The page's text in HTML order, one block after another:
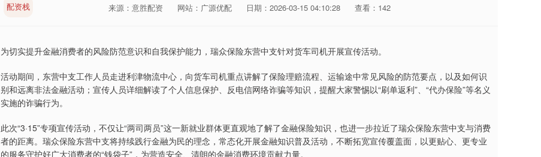
配资栈 来源：意胜配资 网站：广源优配 日期：2026-03-15 04:10:28 查看：142
为切实提升金融消费者的风险防范意识和自我保护能力，瑞众保险东营中支针对货车司机开展宣传活动。
活动期间，东营中支工作人员走进利津物流中心，向货车司机重点讲解了保险理赔流程、运输途中常见风险的防范要点，以及如何识
别和远离非法金融活动；宣传人员详细解读了个人信息保护、反电信网络诈骗等知识，提醒大家警惕以“刷单返利”、“代办保险”等名义
实施的诈骗行为。
此次“3·15”专项宣传活动，不仅让“两司两员”这一新就业群体更直观地了解了金融保险知识，也进一步拉近了瑞众保险东营中支与消费
者的距离。瑞众保险东营中支将持续践行金融为民的理念，常态化开展金融知识普及活动，不断拓宽宣传覆盖面，以更贴心、更专业
的服务守护好广大消费者的“钱袋子”，为营造安全、清朗的金融消费环境贡献力量。